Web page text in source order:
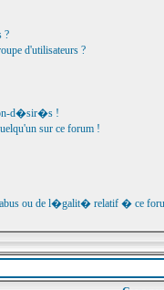
?
d'utilisateurs ?
d�sir�s !
sur ce forum !
ou de l�galit� relatif � ce